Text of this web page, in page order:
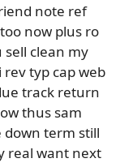
note ref
now plus ro
clean my
typ cap web
track return
thus sam
down term still
real want next